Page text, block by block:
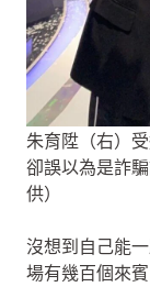
朱育陞（右）
卻誤以為是詐
供）
沒想到自己能
場有幾百個來